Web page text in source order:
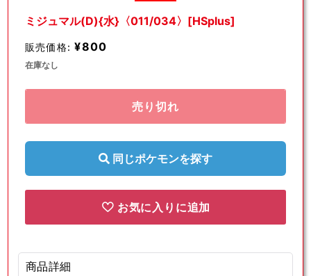
(1)
を
く
ミジュマル(D){水}〈011/034〉[HSplus]
販売価格: ¥800
在庫なし
売り切れ
同じポケモンを探す
お気に入りに追加
商品詳細